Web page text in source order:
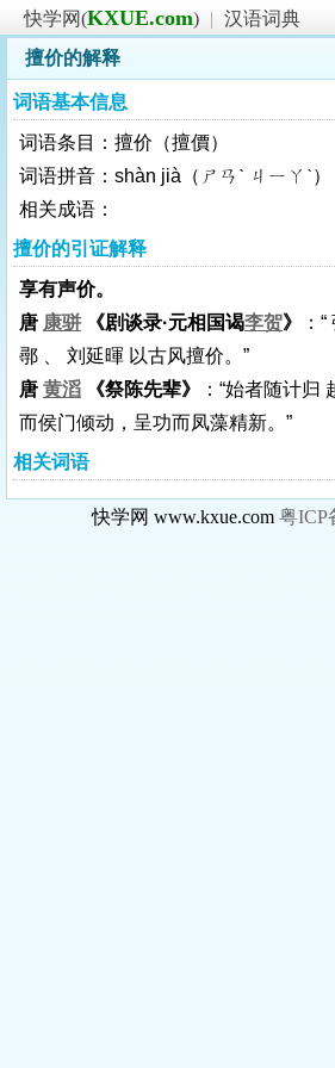
快学网(KXUE.com) | 汉语词典
擅价的解释
词语基本信息
词语条目：擅价（擅價）
词语拼音：shàn jià（ㄕㄢˋ ㄐㄧㄚˋ）
相关成语：
擅价的引证解释
享有声价。
唐 康骈 《剧谈录·元相国谒李贺》
：
鄩 、 刘延暉 以古风擅价。”
唐 黄滔 《祭陈先辈》
：“始者随计归
而侯门倾动，呈功而凤藻精新。”
相关词语
快学网 www.kxue.com 粤ICP